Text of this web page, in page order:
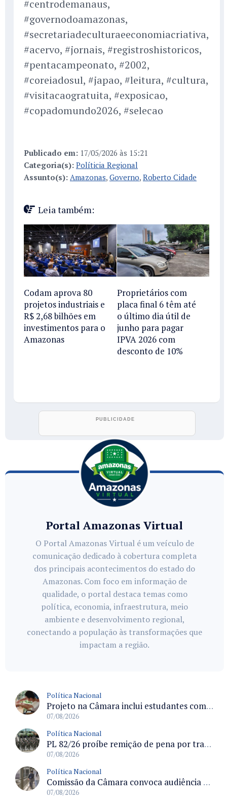
#centrodemanaus,
#governodoamazonas,
#secretariadeculturaeeconomiacriativa,
#acervo, #jornais, #registroshistoricos,
#pentacampeonato, #2002,
#coreiadosul, #japao, #leitura, #cultura,
#visitacaogratuita, #exposicao,
#copadomundo2026, #selecao
Publicado em: 17/05/2026 às 15:21
Categoria(s): Políticia Regional
Assunto(s): Amazonas, Governo, Roberto Cidade
Leia também:
Codam aprova 80
projetos industriais e
R$ 2,68 bilhões em
investimentos para o
Amazonas
Proprietários com
placa final 6 têm até
o último dia útil de
junho para pagar
IPVA 2026 com
desconto de 10%
Portal Amazonas Virtual
O Portal Amazonas Virtual é um veículo de
comunicação dedicado à cobertura completa
dos principais acontecimentos do estado do
Amazonas. Com foco em informação de
qualidade, o portal destaca temas como
política, economia, infraestrutura, meio
ambiente e desenvolvimento regional,
conectando a população às transformações que
impactam a região.
Política Nacional
Projeto na Câmara inclui estudantes com deficiência no regime escolar especial da LDB e estabelece critérios para frequência
07/08/2026
Política Nacional
PL 82/26 proíbe remição de pena por trabalho em funções militares para condenados por crimes contra o Estado Democrático de Direito
07/08/2026
Política Nacional
Comissão da Câmara convoca audiência para discutir misoginia nas escolas e universidades após divulgação de listas misóginas
07/08/2026